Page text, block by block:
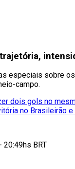
especiais sobre
campo.
dois gols no
no Brasileirão
BRT